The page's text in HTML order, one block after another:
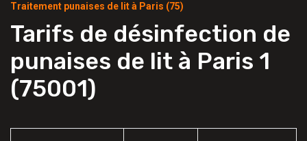
Traitement punaises de lit à Paris (75)
Tarifs de désinfection de
punaises de lit à Paris 1
(75001)